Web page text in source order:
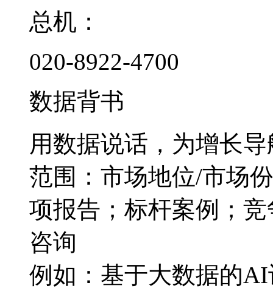
总机：
020-8922-4700
数据背书
用数据说话，为增长导
范围：市场地位/市场
项报告；标杆案例；
咨询
例如：基于大数据的